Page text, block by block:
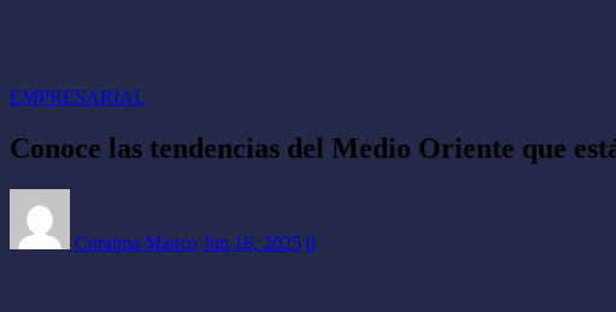
EMPRESARIAL
Conoce las tendencias del Medio Oriente que
Coraima Manco Jun 16, 2025 0